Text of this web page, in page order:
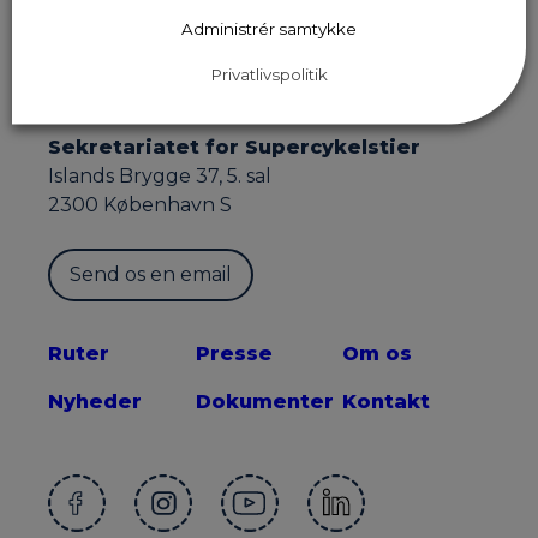
Sekretariatet for Supercykelstier
Islands Brygge 37, 5. sal
2300 København S
Send os en email
Ruter
Nyheder
Presse
Dokumenter
Om os
Kontakt
Administrér samtykke
Privatlivspolitik